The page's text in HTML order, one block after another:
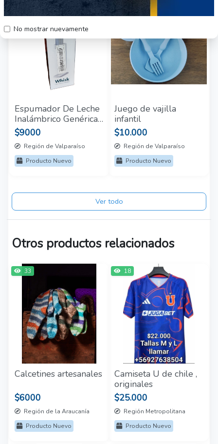
No mostrar nuevamente
Espumador De Leche
Inalámbrico Genérica
Modelo Generic
$9000
Región de Valparaíso
Producto Nuevo
Juego de vajilla
infantil
$10.000
Región de Valparaíso
Producto Nuevo
Ver todo
Otros productos relacionados
33
Calcetines artesanales
$6000
Región de la Araucanía
Producto Nuevo
18
Camiseta U de chile ,
originales
$25.000
Región Metropolitana
Producto Nuevo